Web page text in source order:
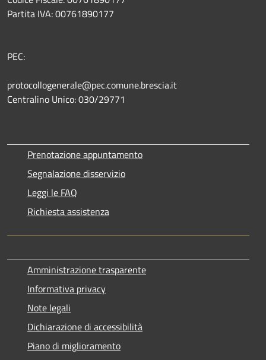
Partita IVA: 00761890177
PEC:
protocollogenerale@pec.comune.brescia.it
Centralino Unico: 030/29771
Prenotazione appuntamento
Segnalazione disservizio
Leggi le FAQ
Richiesta assistenza
Amministrazione trasparente
Informativa privacy
Note legali
Dichiarazione di accessibilità
Piano di miglioramento